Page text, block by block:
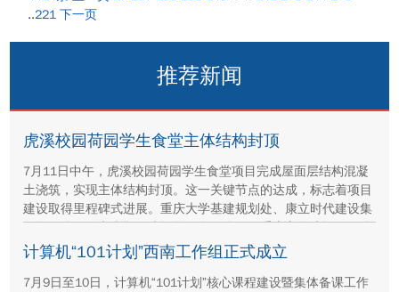
..221 下一页
推荐新闻
虎溪校园荷园学生食堂主体结构封顶
7月11日中午，虎溪校园荷园学生食堂项目完成屋面层结构混凝
土浇筑，实现主体结构封顶。这一关键节点的达成，标志着项目
建设取得里程碑式进展。重庆大学基建规划处、康立时代建设集
团有限公司、湖南顺天建设集团有限公司、重庆方郡建设工程咨
询有限公司等参建单位代表现场参与封顶仪式。
计算机“101计划”西南工作组正式成立
7月9日至10日，计算机“101计划”核心课程建设暨集体备课工作